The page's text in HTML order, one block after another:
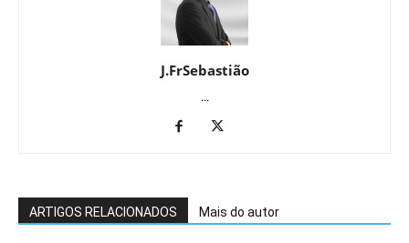
J.FrSebastião
...
ARTIGOS RELACIONADOS Mais do autor